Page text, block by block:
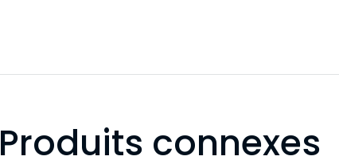
Produits connexes